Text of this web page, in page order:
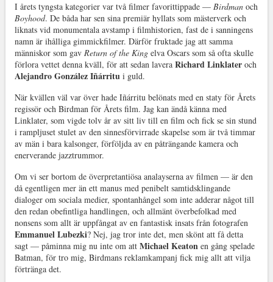
I årets tyngsta kategorier var två filmer favorittippade — Birdmanoch
Boyhood. De båda har sen sina premiär hyllats som mästerverk och
liknats vid monumentala avstamp i filmhistorien, fast de i sanningens
namn är ihålliga gimmickfilmer. Därför fruktade jag att samma
människor som gav Return of the Kingelva Oscars som så ofta skulle
förlora vettet denna kväll, för att sedan lavera Richard Linklateroch
Alejandro González Iñárritui guld.
När kvällen väl var över hade Iñárritu belönats med en staty för Årets
regissör och Birdman för Årets film. Jag kan ändå känna med
Linklater, som vigde tolv år av sitt liv till en film och fick se sin stund
i rampljuset stulet av den sinnesförvirrade skapelse som är två timmar
av män i bara kalsonger, förföljda av en påträngande kamera och
enerverande jazztrummor.
Om vi ser bortom de överpretantiösa analayserna av filmen — är den
då egentligen mer än ett manus med penibelt samtidsklingande
dialoger om sociala medier, spontanhångel som inte adderar något till
den redan obefintliga handlingen, och allmänt överbefolkad med
nonsens som allt är uppfångat av en fantastisk insats från fotografen
Emmanuel Lubezki? Nej, jag tror inte det, men skönt att få detta
sagt — påminna mig nu inte om att Michael Keatonen gång spelade
Batman, för tro mig, Birdmans reklamkampanj fick mig allt att vilja
förtränga det.